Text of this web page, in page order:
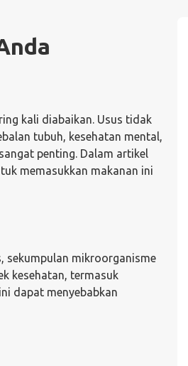
kali diabaikan. Usus tidak
tubuh, kesehatan mental,
penting. Dalam artikel
memasukkan makanan ini
sekumpulan mikroorganisme
kesehatan, termasuk
dapat menyebabkan